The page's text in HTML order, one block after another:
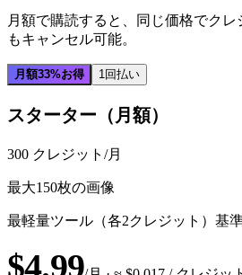
月額で購読すると、同じ価格でク
もキャンセル可能。
月額33%お得 1回払い
スターター（月額）
300 クレジット/月
最大150枚の画像
最軽量ツール（各2クレジット）基
$4.99